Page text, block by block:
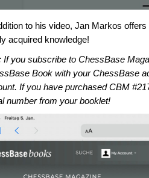
to his video, Jan Markos
acquired knowledge!
If you subscribe to ChessBase
Book with your ChessBase
If you have purchased CBM
number from your booklet!